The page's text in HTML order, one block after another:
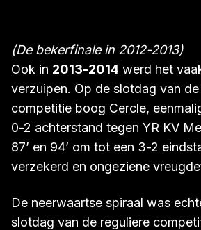
(De bekerfinale in 2012-2013)
Ook in2013-2014werd het
verzuipen. Op de slotdag van
competitie boog Cercle,
0-2 achterstand tegen YR KV
verzekerd en ongeziene